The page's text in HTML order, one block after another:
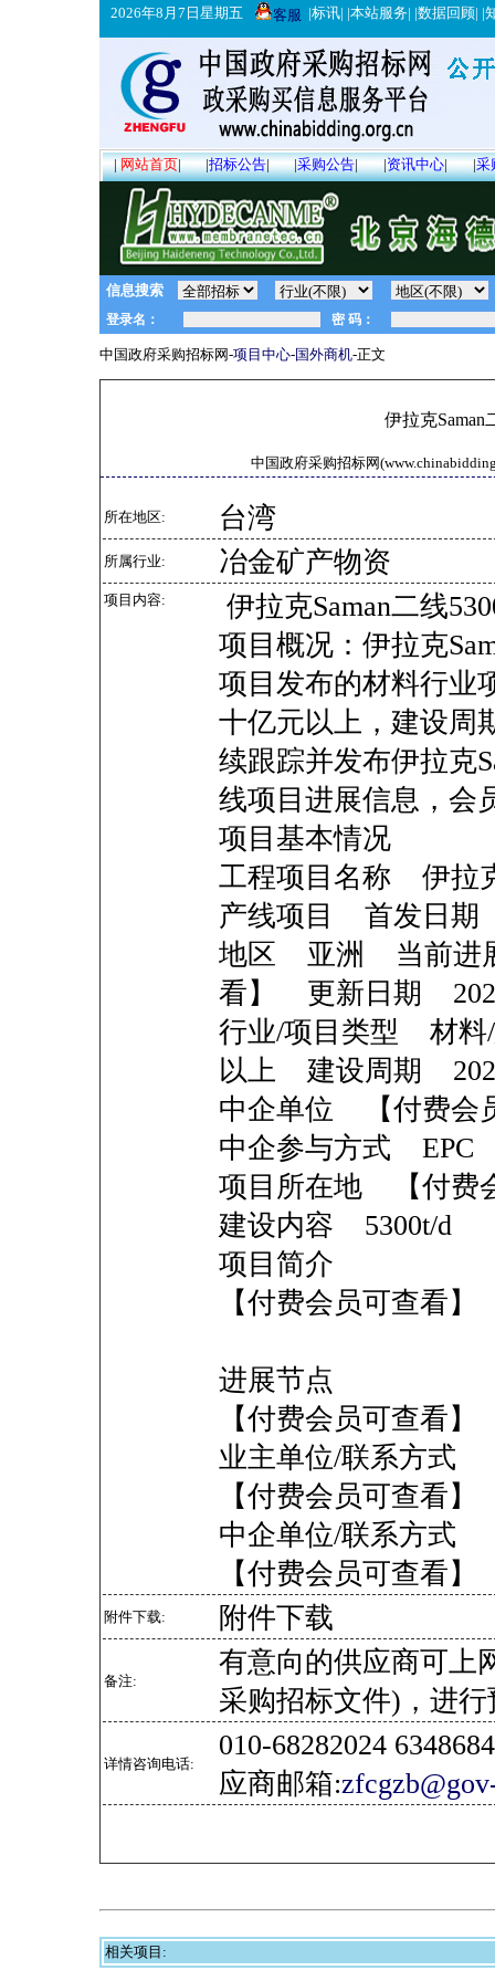
2026年8月7日星期五 客服 |标讯| |本站服务| |数据回顾| |
|网站首页| |招标公告| |采购公告| |资讯中心| |采
信息搜索
中国政府采购招标网-项目中心-国外商机-正文
伊拉克Saman
中国政府采购招标网
所在地区: 台湾
所属行业: 冶金矿产物资
项目内容:
伊拉克Saman二线
项目概况：伊拉克
项目发布的材料行业
十亿元以上，建设周
续跟踪并发布伊拉克
线项目进展信息，会
项目基本情况
工程项目名称 伊拉
产线项目 首发日期
地区 亚洲 当前进
看】 更新日期
行业/项目类型 材
以上 建设周期
中企单位 【付费会
中企参与方式
项目所在地 【付费
建设内容 5300t/d
项目简介
【付费会员可查看】
进展节点
【付费会员可查看】
业主单位/联系方式
【付费会员可查看】
中企单位/联系方式
【付费会员可查看】
附件下载: 附件下载
备注:
有意向的供应商可上
采购招标文件)，进
详情咨询电话:
010-68282024
应商邮箱:
相关项目: